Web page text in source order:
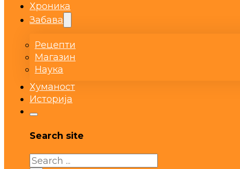
Хроника
Забава
Рецепти
Магазин
Наука
Хуманост
Историја
Search site
Search